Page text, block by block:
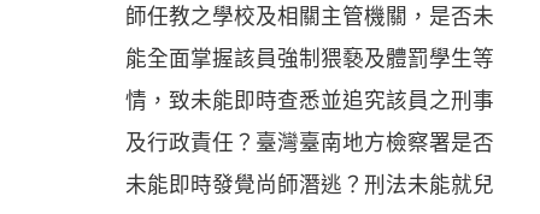
師任教之學校及相關主管機關，是否未
能全面掌握該員強制猥褻及體罰學生等
情，致未能即時查悉並追究該員之刑事
及行政責任？臺灣臺南地方檢察署是否
未能即時發覺尚師潛逃？刑法未能就兒